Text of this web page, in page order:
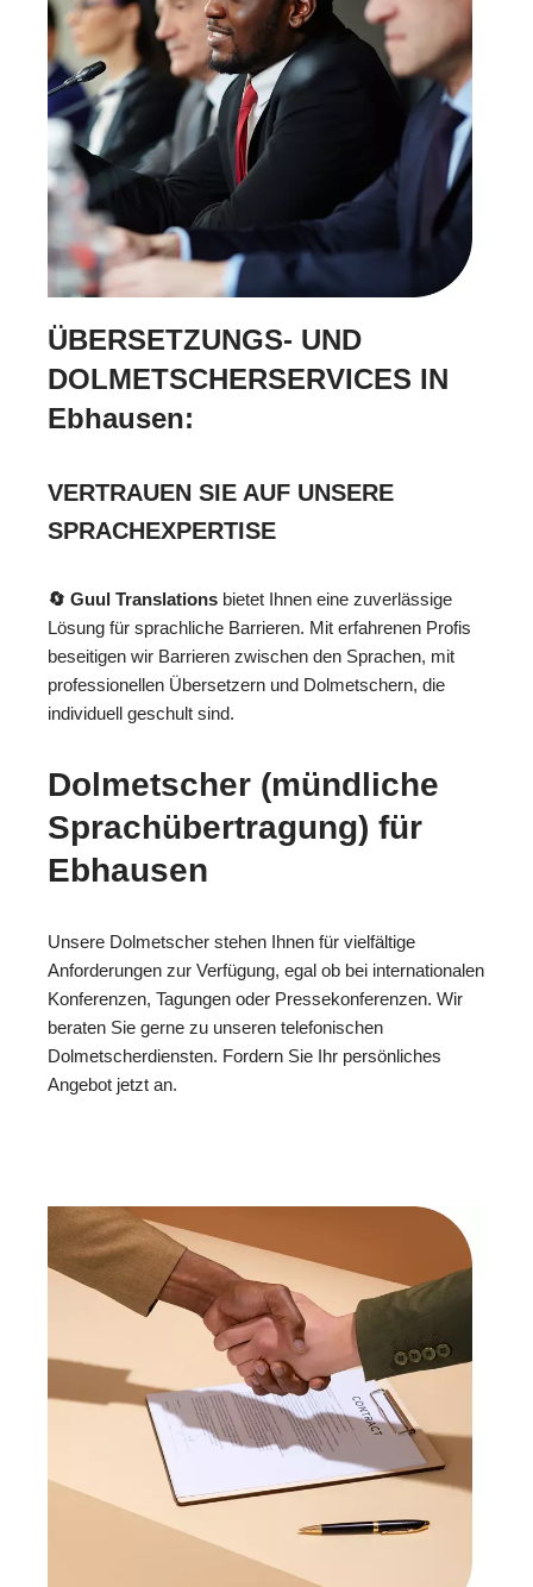
ÜBERSETZUNGS- UND
DOLMETSCHERSERVICES IN
Ebhausen:
VERTRAUEN SIE AUF UNSERE
SPRACHEXPERTISE
🔄 Guul Translations bietet Ihnen eine zuverlässige
Lösung für sprachliche Barrieren. Mit erfahrenen Profis
beseitigen wir Barrieren zwischen den Sprachen, mit
professionellen Übersetzern und Dolmetschern, die
individuell geschult sind.
Dolmetscher (mündliche
Sprachübertragung) für
Ebhausen
Unsere Dolmetscher stehen Ihnen für vielfältige
Anforderungen zur Verfügung, egal ob bei internationalen
Konferenzen, Tagungen oder Pressekonferenzen. Wir
beraten Sie gerne zu unseren telefonischen
Dolmetscherdiensten. Fordern Sie Ihr persönliches
Angebot jetzt an.